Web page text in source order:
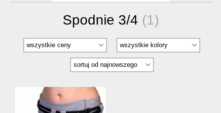
Spodnie 3/4 (1)